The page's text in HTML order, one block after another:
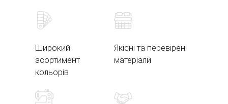
Широкий
асортимент
кольорів
Якісні та перевірені
матеріали